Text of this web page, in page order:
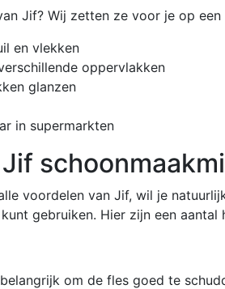
Jif? Wij zetten ze voor je op
en vlekken
oppervlakken
glanzen
in supermarkten
voordelen van Jif, wil je
gebruiken. Hier zijn een aantal
om de fles goed te